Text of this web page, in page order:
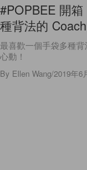
#POPBEE 開
種背法的
最喜歡一個手袋多種
心動！
By Ellen Wang/2019年6